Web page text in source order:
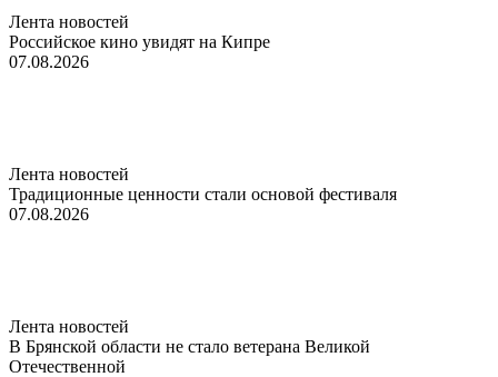
Лента новостей
Российское кино увидят на Кипре
07.08.2026
Лента новостей
Традиционные ценности стали основой фестиваля
07.08.2026
Лента новостей
В Брянской области не стало ветерана Великой
Отечественной